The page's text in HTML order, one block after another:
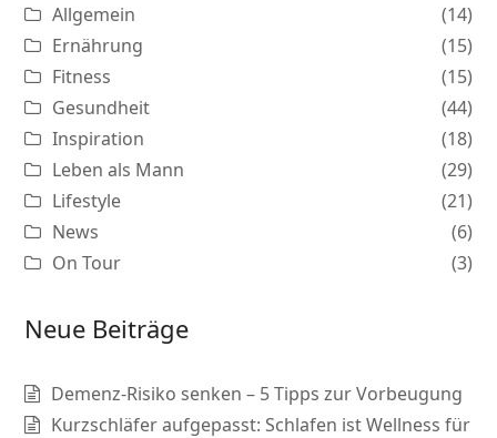
Allgemein
(14)
Ernährung
(15)
Fitness
(15)
Gesundheit
(44)
Inspiration
(18)
Leben als Mann
(29)
Lifestyle
(21)
News
(6)
On Tour
(3)
Neue Beiträge
Demenz-Risiko senken – 5 Tipps zur Vorbeugung
Kurzschläfer aufgepasst: Schlafen ist Wellness für